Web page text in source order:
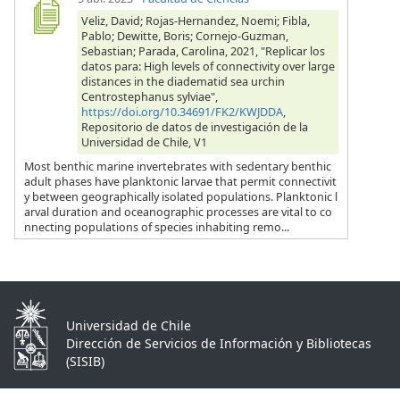
Veliz, David; Rojas-Hernandez, Noemi; Fibla,
Pablo; Dewitte, Boris; Cornejo-Guzman,
Sebastian; Parada, Carolina, 2021, "Replicar los
datos para: High levels of connectivity over large
distances in the diadematid sea urchin
Centrostephanus sylviae",
https://doi.org/10.34691/FK2/KWJDDA,
Repositorio de datos de investigación de la
Universidad de Chile, V1
Most benthic marine invertebrates with sedentary benthic
adult phases have planktonic larvae that permit connectivit
y between geographically isolated populations. Planktonic l
arval duration and oceanographic processes are vital to co
nnecting populations of species inhabiting remo...
Universidad de Chile
Dirección de Servicios de Información y Bibliotecas
(SISIB)